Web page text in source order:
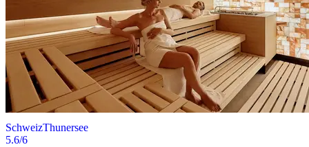
SchweizThunersee
5.6/6